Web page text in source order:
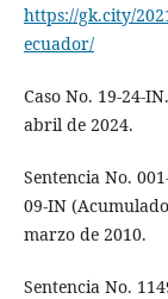
https://gk.city/
ecuador/
Caso No. 19-24-
abril de 2024.
Sentencia No.
09-IN
marzo de 2010.
Sentencia No.